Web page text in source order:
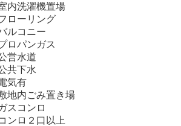
内洗濯機置場
ローリング
ルコニー
ロパンガス
営水道
共下水
気有
地内ごみ置き場
スコンロ
ンロ２口以上